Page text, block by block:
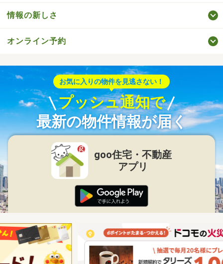
情報の新しさ
オンライン予約
お気に入りの物件を見逃さない！
プッシュ通知で
最新の物件情報が届く
goo住宅・不動産
アプリ